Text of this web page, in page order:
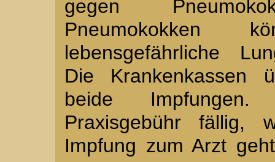
gegen
Pneumokokken
lebensgefährliche
Die Krankenkassen
beide
Praxisgebühr fällig,
Impfung zum Arzt